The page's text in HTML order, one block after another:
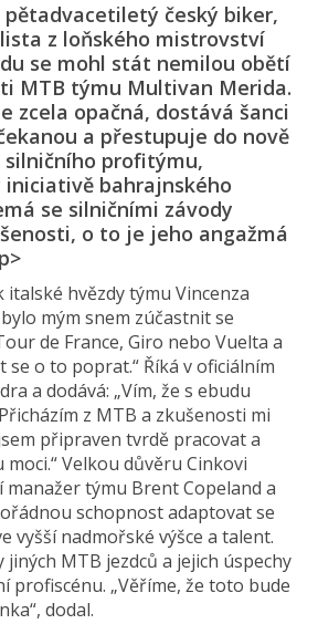
pětadvacetiletý český biker,
z loňského mistrovství
se mohl stát nemilou obětí
MTB týmu Multivan Merida.
zcela opačná, dostává šanci
a přestupuje do nově
silničního profitýmu,
iniciativě bahrajnského
se silničními závody
o to je jeho angažmá
hvězdy týmu Vincenza
mým snem zúčastnit se
de France, Giro nebo Vuelta a
o to poprat.“ Říká v oficiálním
a dodává: „Vím, že s ebudu
z MTB a zkušenosti mi
připraven tvrdě pracovat a
moci.“ Velkou důvěru Cinkovi
týmu Brent Copeland a
schopnost adaptovat se
vyšší nadmořské výšce a talent.
MTB jezdců a jejich úspechy
profiscénu. „Věříme, že toto bude
dodal.